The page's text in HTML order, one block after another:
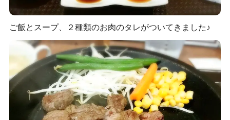
ご飯とスープ、２種類のお肉のタレがついてきました♪